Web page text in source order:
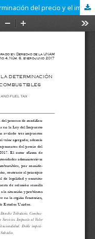
Estudio sobre la legalidad en la determinación del precio y el impuesto a los combustibles